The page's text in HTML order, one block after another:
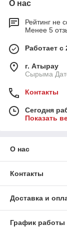
О нас
Рейтинг не
Менее 5
Работает с
г. Атырау
Сырыма
Контакты
Сегодня
Показать
О нас
Контакты
Доставка и
График работы